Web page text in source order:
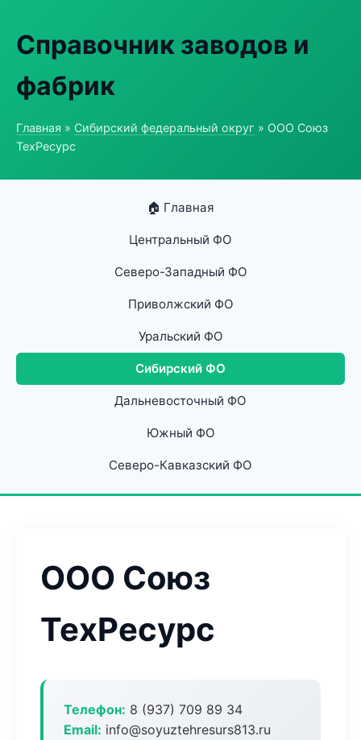
Справочник заводов и
фабрик
Главная » Сибирский федеральный округ » ООО Союз
ТехРесурс
🏠 Главная
Центральный ФО
Северо-Западный ФО
Приволжский ФО
Уральский ФО
Сибирский ФО
Дальневосточный ФО
Южный ФО
Северо-Кавказский ФО
ООО Союз
ТехРесурс
Телефон: 8 (937) 709 89 34
Email: info@soyuztehresurs813.ru